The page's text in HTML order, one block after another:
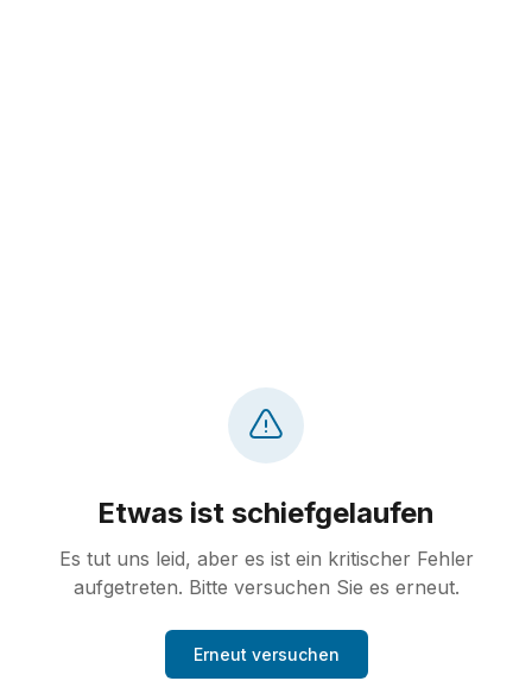
Etwas ist schiefgelaufen
Es tut uns leid, aber es ist ein kritischer Fehler
aufgetreten. Bitte versuchen Sie es erneut.
Erneut versuchen